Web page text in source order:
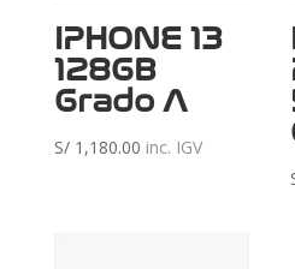
IPHONE 13
128GB
Grado A
S/1,180.00 inc. IGV